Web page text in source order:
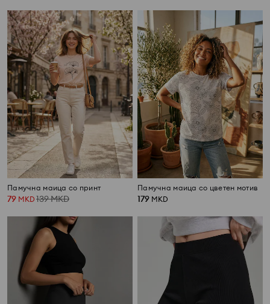
Памучна маица со принт
79 MKD 139MKD
Памучна маица со цветен мотив
179 MKD